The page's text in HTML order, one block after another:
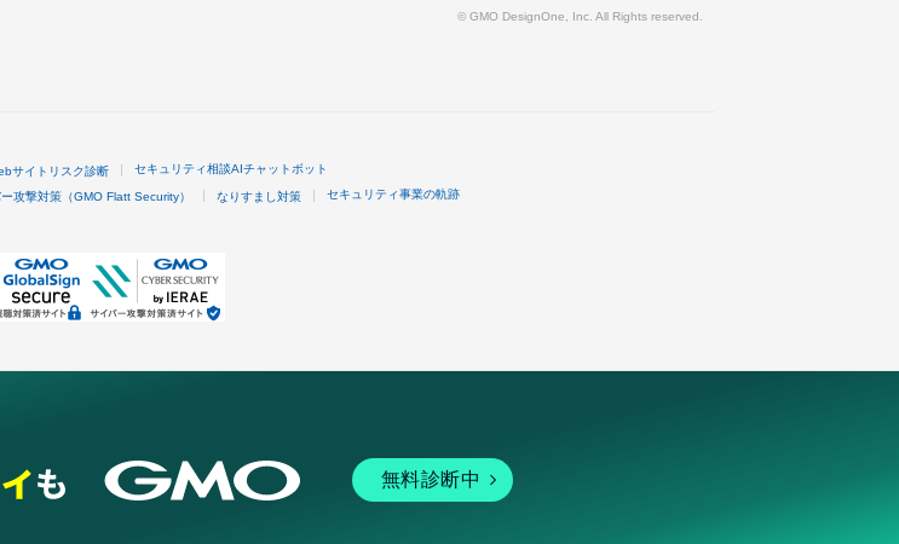
© GMO DesignOne, Inc. All Rights reserved.
サイトリスク診断 セキュリティ相談AIチャットボット
攻撃対策（GMO Flatt Security） なりすまし対策 セキュリティ事業の軌跡
無料診断中